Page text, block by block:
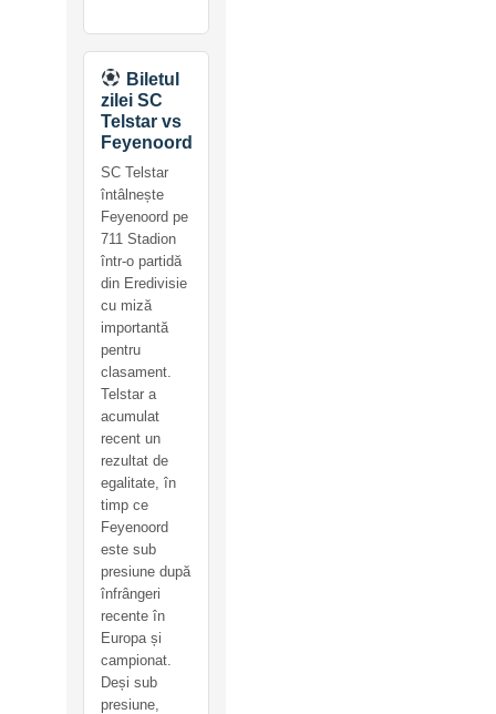
Biletul
zilei SC
Telstar vs
Feyenoord
SC Telstar
întâlnește
Feyenoord pe
711 Stadion
într-o partidă
din Eredivisie
cu miză
importantă
pentru
clasament.
Telstar a
acumulat
recent un
rezultat de
egalitate, în
timp ce
Feyenoord
este sub
presiune după
înfrângeri
recente în
Europa și
campionat.
Deși sub
presiune,